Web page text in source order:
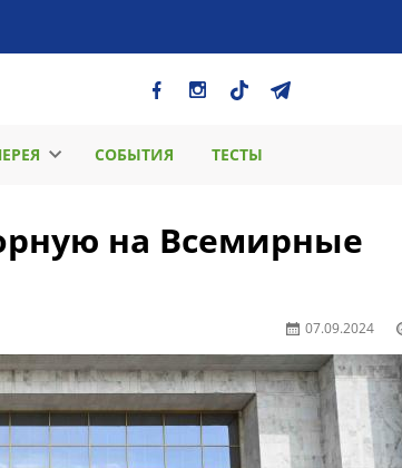
СОБЫТИЯ ТЕСТЫ
на Всемирные
07.09.2024